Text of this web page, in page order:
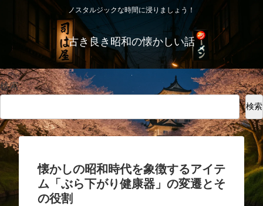
ノスタルジックな時間に浸りましょう！
古き良き昭和の懐かしい話
検索
検索
懐かしの昭和時代を象徴するアイテ
ム「ぶら下がり健康器」の変遷とそ
の役割